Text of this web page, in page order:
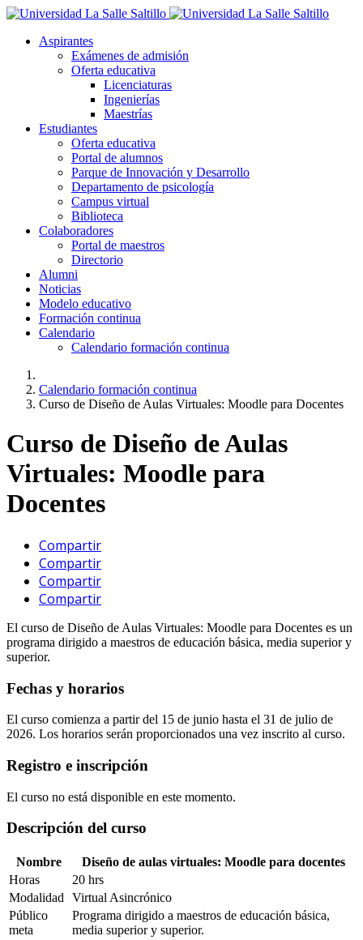
Aspirantes
Exámenes de admisión
Oferta educativa
Licenciaturas
Ingenierías
Maestrías
Estudiantes
Oferta educativa
Portal de alumnos
Parque de Innovación y Desarrollo
Departamento de psicología
Campus virtual
Biblioteca
Colaboradores
Portal de maestros
Directorio
Alumni
Noticias
Modelo educativo
Formación continua
Calendario
Calendario formación continua
Calendario formación continua
Curso de Diseño de Aulas Virtuales: Moodle para Docentes
Curso de Diseño de Aulas
Virtuales: Moodle para
Docentes
Compartir
Compartir
Compartir
Compartir
El curso de Diseño de Aulas Virtuales: Moodle para Docentes es un
programa dirigido a maestros de educación básica, media superior y
superior.
Fechas y horarios
El curso comienza a partir del 15 de junio hasta el 31 de julio de
2026. Los horarios serán proporcionados una vez inscrito al curso.
Registro e inscripción
El curso no está disponible en este momento.
Descripción del curso
Nombre
Diseño de aulas virtuales: Moodle para docentes
Horas
20 hrs
Modalidad
Virtual Asincrónico
Público
meta
Programa dirigido a maestros de educación básica,
media superior y superior.